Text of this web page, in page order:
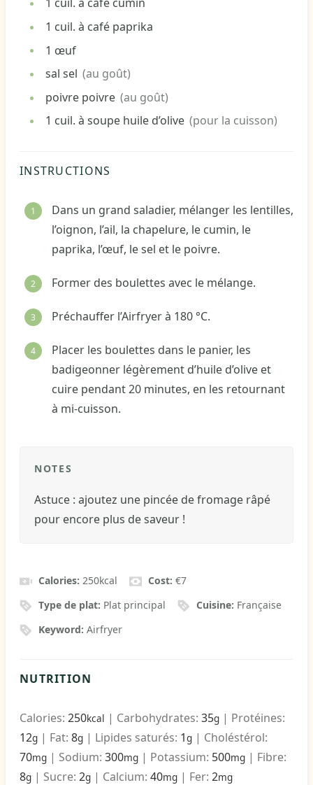
1 cuil. à café cumin
1 cuil. à café paprika
1 œuf
sal sel (au goût)
poivre poivre (au goût)
1 cuil. à soupe huile d’olive (pour la cuisson)
INSTRUCTIONS
Dans un grand saladier, mélanger les lentilles,
l’oignon, l’ail, la chapelure, le cumin, le
paprika, l’œuf, le sel et le poivre.
Former des boulettes avec le mélange.
Préchauffer l’Airfryer à 180 °C.
Placer les boulettes dans le panier, les
badigeonner légèrement d’huile d’olive et
cuire pendant 20 minutes, en les retournant
à mi-cuisson.
NOTES
Astuce : ajoutez une pincée de fromage râpé
pour encore plus de saveur !
Calories:250kcal Cost:€7
Type de plat: Plat principal Cuisine: Française
Keyword:Airfryer
NUTRITION
Calories: 250kcal | Carbohydrates: 35g | Protéines:
12g | Fat: 8g | Lipides saturés: 1g | Choléstérol:
70mg | Sodium: 300mg | Potassium: 500mg | Fibre:
8g | Sucre: 2g | Calcium: 40mg | Fer: 2mg